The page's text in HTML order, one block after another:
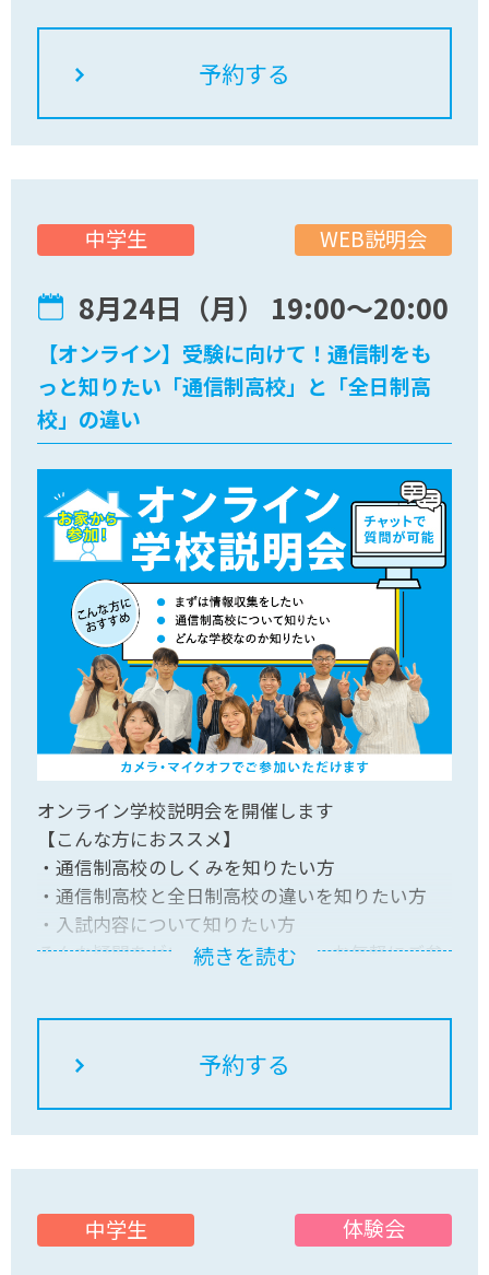
WEB説明会
8月24日（月） 19:00〜20:00
中学生
【オンライン】受験に向けて！通信制をも
っと知りたい「通信制高校」と「全日制高
校」の違い
オンライン学校説明会を開催します
【こんな方におススメ】
・通信制高校のしくみを知りたい方
・通信制高校と全日制高校の違いを知りたい方
・入試内容について知りたい方
そんな疑問をゼロから解消します。お気軽にご参
続きを読む
体験会
中学生